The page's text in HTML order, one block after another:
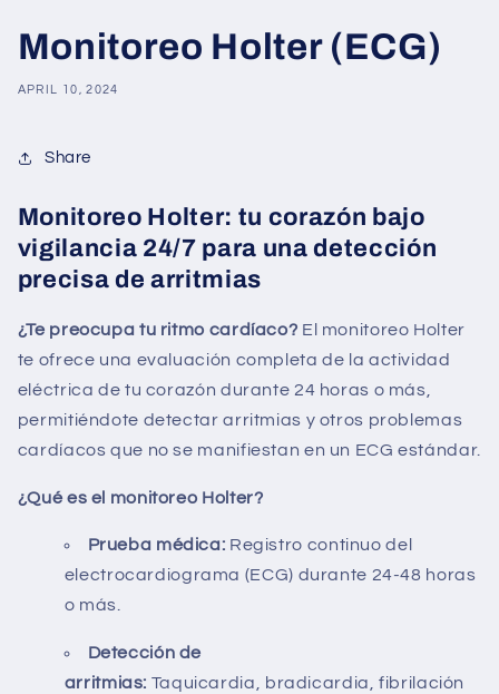
Monitoreo Holter (ECG)
APRIL 10, 2024
Share
Monitoreo Holter: tu corazón bajo
vigilancia 24/7 para una detección
precisa de arritmias
¿Te preocupa tu ritmo cardíaco? El monitoreo Holter
te ofrece una evaluación completa de la actividad
eléctrica de tu corazón durante 24 horas o más,
permitiéndote detectar arritmias y otros problemas
cardíacos que no se manifiestan en un ECG estándar.
¿Qué es el monitoreo Holter?
Prueba médica: Registro continuo del
electrocardiograma (ECG) durante 24-48 horas
o más.
Detección de
arritmias: Taquicardia, bradicardia, fibrilación